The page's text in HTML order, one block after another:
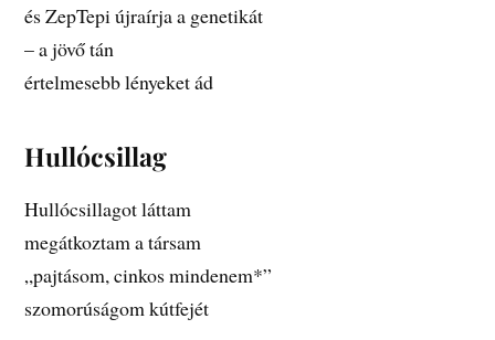
és ZepTepi újraírja a genetikát
– a jövő tán
értelmesebb lényeket ád
Hullócsillag
Hullócsillagot láttam
megátkoztam a társam
„pajtásom, cinkos mindenem*”
szomorúságom kútfejét